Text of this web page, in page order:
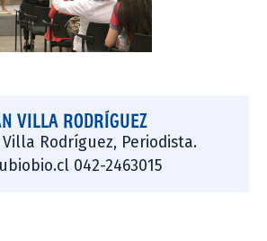
VILLA RODRÍGUEZ
Rodríguez, Periodista.
042-2463015